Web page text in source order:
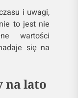
i uwagi,
to jest nie
wartości
się na
na lato